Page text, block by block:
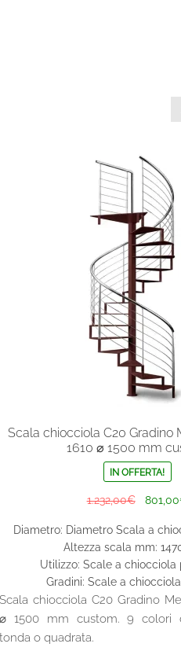
Scala chiocciola C20 Gradino
1610 ⌀ 1500 mm
IN OFFERTA!
1.232,00€
originale
era:
801,00
Diametro: Diametro Scala a
Altezza scala mm:
Utilizzo: Scale a chiocciola
Gradini: Scale a
Scala chiocciola C20 Gradino
⌀ 1500 mm custom. 9 colori
tonda o quadrata.